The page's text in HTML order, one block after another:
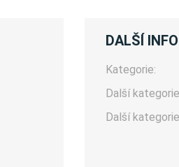
DALŠÍ
Kategorie:
Další
Další